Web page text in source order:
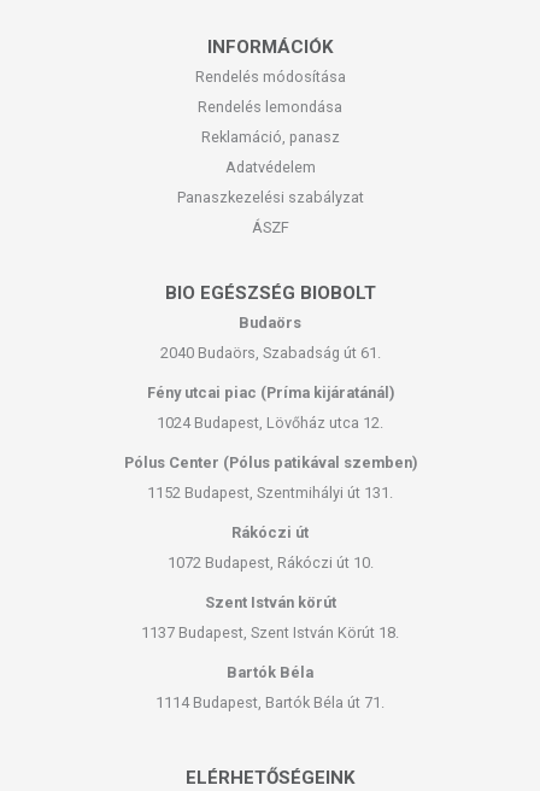
INFORMÁCIÓK
Rendelés módosítása
Rendelés lemondása
Reklamáció, panasz
Adatvédelem
Panaszkezelési szabályzat
ÁSZF
BIO EGÉSZSÉG BIOBOLT
Budaörs
2040 Budaörs, Szabadság út 61.
Fény utcai piac (Príma kijáratánál)
1024 Budapest, Lövőház utca 12.
Pólus Center (Pólus patikával szemben)
1152 Budapest, Szentmihályi út 131.
Rákóczi út
1072 Budapest, Rákóczi út 10.
Szent István körút
1137 Budapest, Szent István Körút 18.
Bartók Béla
1114 Budapest, Bartók Béla út 71.
ELÉRHETŐSÉGEINK